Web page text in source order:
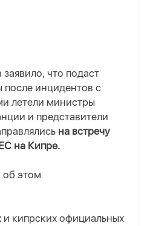
что подаст
инцидентов с
летели министры
и представители
на встречу
на Кипре.
об этом
кипрских официальных